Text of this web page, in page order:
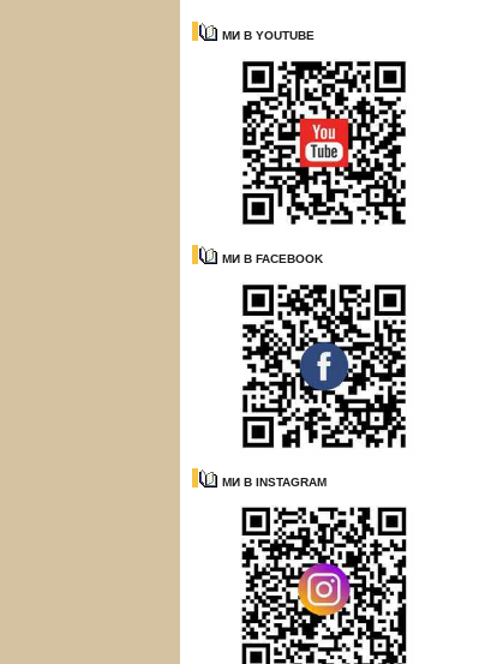
МИ В YOUTUBE
МИ В FACEBOOK
МИ В INSTAGRAM